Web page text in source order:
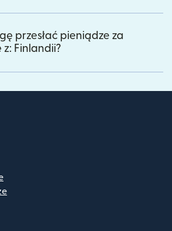
przesłać pieniądze za
Finlandii?